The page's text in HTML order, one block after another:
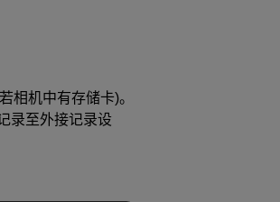
相机中有存储卡)。
录至外接记录设